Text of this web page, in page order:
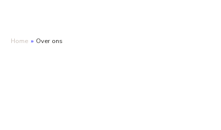
Home » Over ons